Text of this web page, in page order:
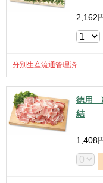
2,162
分別生産流通管理済
徳用
結
1,408